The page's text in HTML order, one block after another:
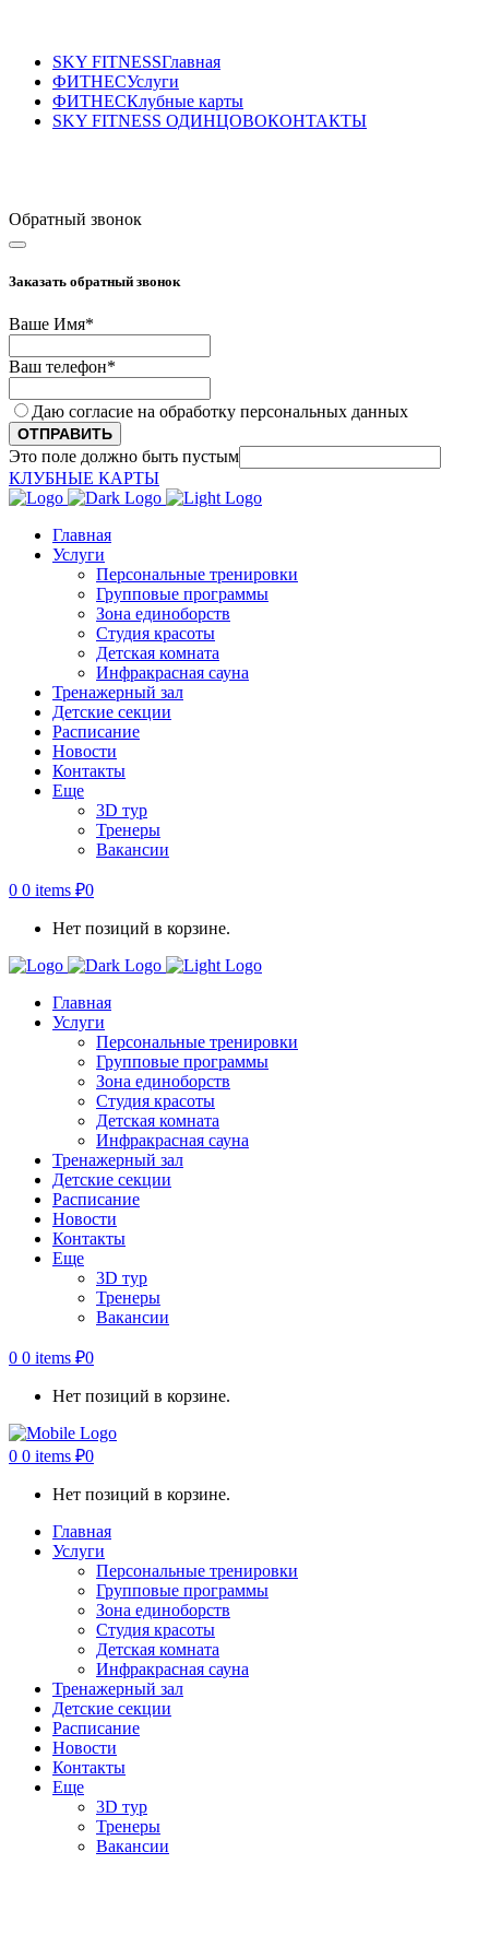
SKY FITNESSГлавная
ФИТНЕСУслуги
ФИТНЕСКлубные карты
SKY FITNESS ОДИНЦОВОКОНТАКТЫ
Обратный звонок
Заказать обратный звонок
Ваше Имя*
Ваш телефон*
Даю согласие на обработку персональных данных
ОТПРАВИТЬ
Это поле должно быть пустым
КЛУБНЫЕ КАРТЫ
Главная
Услуги
Персональные тренировки
Групповые программы
Зона единоборств
Студия красоты
Детская комната
Инфракрасная сауна
Тренажерный зал
Детские секции
Расписание
Новости
Контакты
Еще
3D тур
Тренеры
Вакансии
0 0 items ₽0
Нет позиций в корзине.
Главная
Услуги
Персональные тренировки
Групповые программы
Зона единоборств
Студия красоты
Детская комната
Инфракрасная сауна
Тренажерный зал
Детские секции
Расписание
Новости
Контакты
Еще
3D тур
Тренеры
Вакансии
0 0 items ₽0
Нет позиций в корзине.
0 0 items ₽0
Нет позиций в корзине.
Главная
Услуги
Персональные тренировки
Групповые программы
Зона единоборств
Студия красоты
Детская комната
Инфракрасная сауна
Тренажерный зал
Детские секции
Расписание
Новости
Контакты
Еще
3D тур
Тренеры
Вакансии